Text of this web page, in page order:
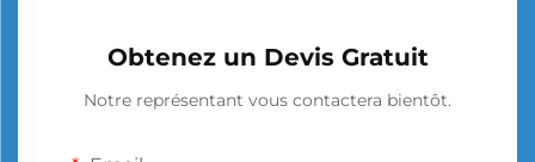
Obtenez un Devis Gratuit
Notre représentant vous contactera bientôt.